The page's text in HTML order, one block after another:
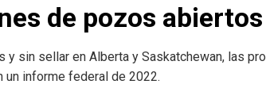
de pozos abiertos
sin sellar en Alberta y Saskatchewan, las
informe federal de 2022.